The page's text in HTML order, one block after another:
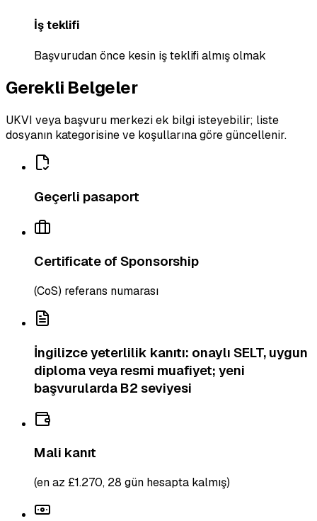
İş teklifi
Başvurudan önce kesin iş teklifi almış olmak
Gerekli Belgeler
UKVI veya başvuru merkezi ek bilgi isteyebilir; liste
dosyanın kategorisine ve koşullarına göre güncellenir.
Geçerli pasaport
Certificate of Sponsorship
(CoS) referans numarası
İngilizce yeterlilik kanıtı: onaylı SELT, uygun
diploma veya resmi muafiyet; yeni
başvurularda B2 seviyesi
Mali kanıt
(en az £1.270, 28 gün hesapta kalmış)